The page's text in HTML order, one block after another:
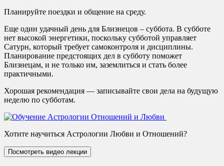
Планируйте поездки и общение на среду.
Еще один удачный день для Близнецов – суббота. В субботе
нет высокой энергетики, поскольку субботой управляет
Сатурн, который требует самоконтроля и дисциплины.
Планирование предстоящих дел в субботу поможет
Близнецам, и не только им, заземлиться и стать более
практичными.
Хорошая рекомендация — записывайте свои дела на будущую
неделю по субботам.
Хотите научиться Астрологии Любви и Отношений?